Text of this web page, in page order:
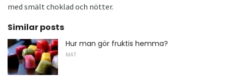
med smält choklad och nötter.
Similar posts
Hur man gör fruktis hemma?
MAT